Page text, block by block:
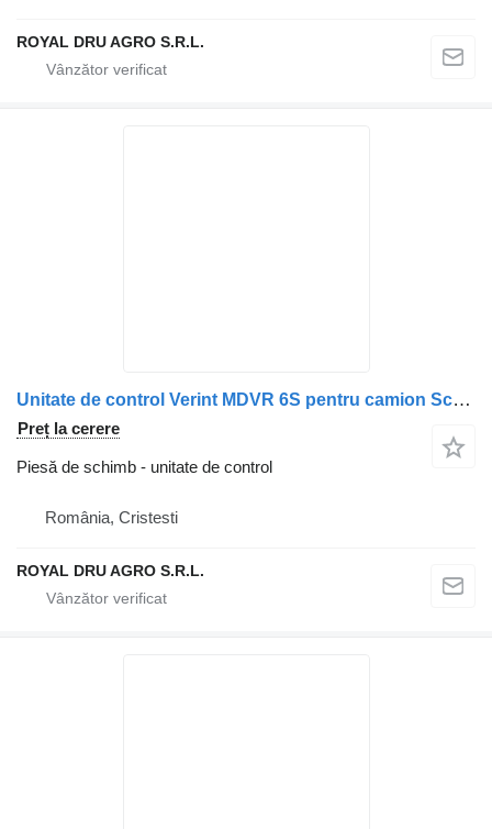
ROYAL DRU AGRO S.R.L.
Unitate de control Verint MDVR 6S pentru camion Scania
Preț la cerere
Piesă de schimb - unitate de control
România, Cristesti
ROYAL DRU AGRO S.R.L.